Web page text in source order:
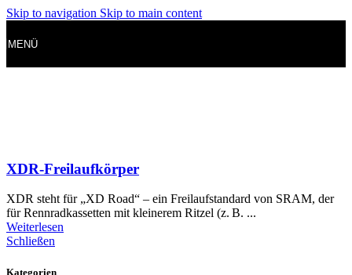
Skip to navigation Skip to main content
MENÜ
XDR-Freilaufkörper
XDR steht für „XD Road“ – ein Freilaufstandard von SRAM, der
für Rennradkassetten mit kleinerem Ritzel (z. B. ...
Weiterlesen
Schließen
Kategorien